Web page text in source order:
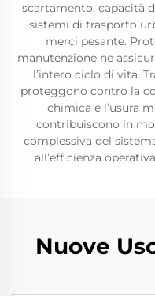
scartamento, capacità
sistemi di trasporto
merci pesante.
manutenzione ne
l’intero ciclo di vita.
proteggono contro la
chimica e l’usura
contribuiscono in
complessiva del
all’efficienza
Nuove